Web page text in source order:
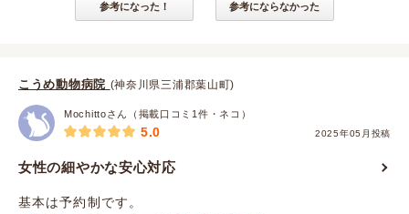
参考になった！ 参考にならなかった
こうめ動物病院 (神奈川県三浦郡葉山町)
Mochittoさん（掲載口コミ1件・ネコ）
2025年05月投稿
5.0
女性の細やかな安心対応
基本は予約制です。